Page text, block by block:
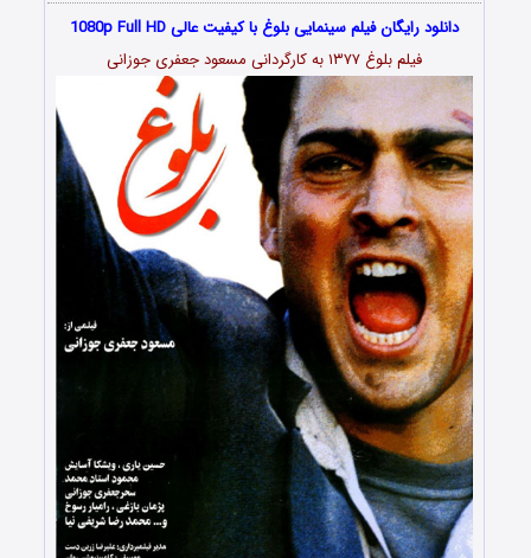
دانلود رایگان فیلم سینمایی بلوغ با کیفیت عالی 1080p Full HD
فیلم بلوغ ۱۳۷۷ به کارگردانی مسعود جعفری جوزانی